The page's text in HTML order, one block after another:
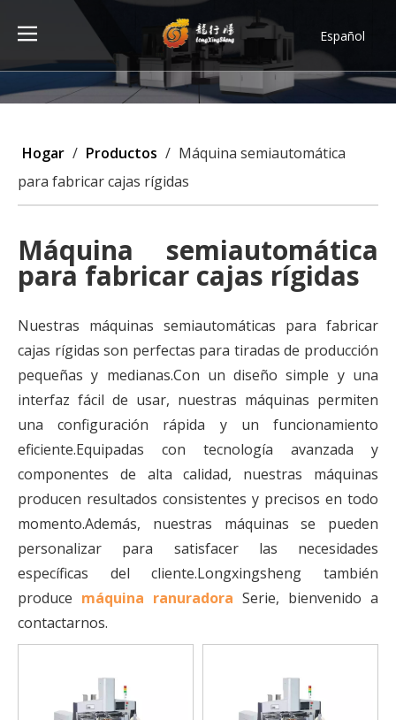
Español
Türk dili
ไทย
Français
العربية
Hogar / Productos / Máquina semiautomática
para fabricar cajas rígidas
Máquina semiautomática
para fabricar cajas rígidas
Nuestras máquinas semiautomáticas para fabricar
cajas rígidas son perfectas para tiradas de producción
pequeñas y medianas.Con un diseño simple y una
interfaz fácil de usar, nuestras máquinas permiten
una configuración rápida y un funcionamiento
eficiente.Equipadas con tecnología avanzada y
componentes de alta calidad, nuestras máquinas
producen resultados consistentes y precisos en todo
momento.Además, nuestras máquinas se pueden
personalizar para satisfacer las necesidades
específicas del cliente.Longxingsheng también
produce máquina ranuradora Serie, bienvenido a
contactarnos.